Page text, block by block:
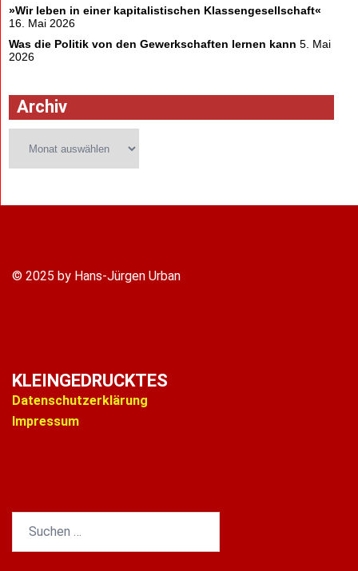
»Wir leben in einer kapitalistischen Klassengesellschaft«
16. Mai 2026
Was die Politik von den Gewerkschaften lernen kann 5. Mai
2026
Archiv
© 2025 by Hans-Jürgen Urban
KLEINGEDRUCKTES
Datenschutzerklärung
Impressum